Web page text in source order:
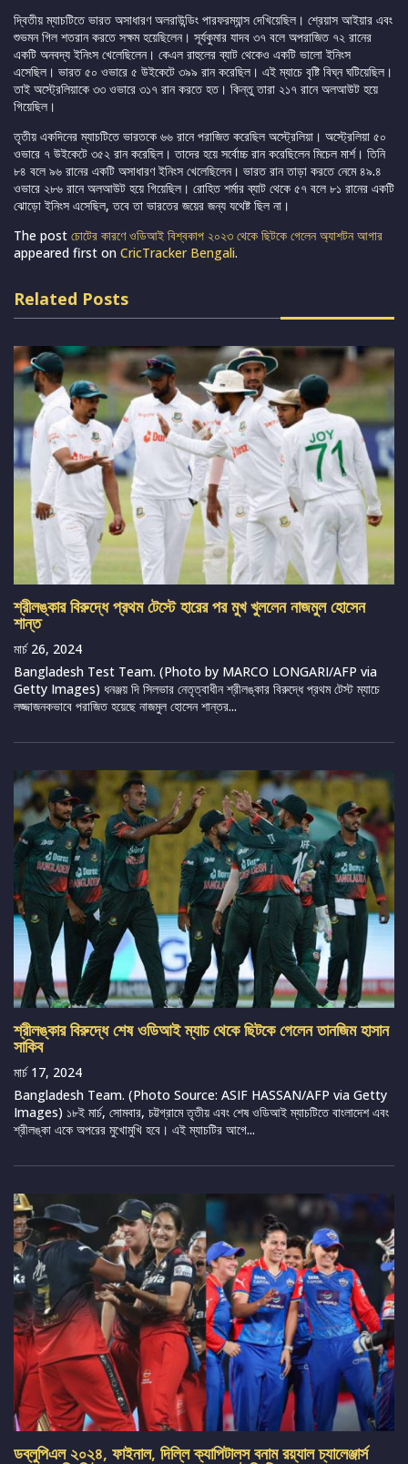
দ্বিতীয় ম্যাচটিতে ভারত অসাধারণ অলরাউন্ডিং পারফরম্যান্স দেখিয়েছিল। শ্রেয়াস আইয়ার এবং
শুভমন গিল শতরান করতে সক্ষম হয়েছিলেন। সূর্যকুমার যাদব ৩৭ বলে অপরাজিত ৭২ রানের
একটি অনবদ্য ইনিংস খেলেছিলেন। কেএল রাহুলের ব্যাট থেকেও একটি ভালো ইনিংস
এসেছিল। ভারত ৫০ ওভারে ৫ উইকেটে ৩৯৯ রান করেছিল। এই ম্যাচে বৃষ্টি বিঘ্ন ঘটিয়েছিল।
তাই অস্ট্রেলিয়াকে ৩৩ ওভারে ৩১৭ রান করতে হত। কিন্তু তারা ২১৭ রানে অলআউট হয়ে
গিয়েছিল।
তৃতীয় একদিনের ম্যাচটিতে ভারতকে ৬৬ রানে পরাজিত করেছিল অস্ট্রেলিয়া। অস্ট্রেলিয়া ৫০
ওভারে ৭ উইকেটে ৩৫২ রান করেছিল। তাদের হয়ে সর্বোচ্চ রান করেছিলেন মিচেল মার্শ। তিনি
৮৪ বলে ৯৬ রানের একটি অসাধারণ ইনিংস খেলেছিলেন। ভারত রান তাড়া করতে নেমে ৪৯.৪
ওভারে ২৮৬ রানে অলআউট হয়ে গিয়েছিল। রোহিত শর্মার ব্যাট থেকে ৫৭ বলে ৮১ রানের একটি
ঝোড়ো ইনিংস এসেছিল, তবে তা ভারতের জয়ের জন্য যথেষ্ট ছিল না।
The post চোটের কারণে ওডিআই বিশ্বকাপ ২০২৩ থেকে ছিটকে গেলেন অ্যাশটন আগার
appeared first on CricTracker Bengali.
Related Posts
শ্রীলঙ্কার বিরুদ্ধে প্রথম টেস্টে হারের পর মুখ খুললেন নাজমুল হোসেন
শান্ত
মার্চ 26, 2024
Bangladesh Test Team. (Photo by MARCO LONGARI/AFP via
Getty Images) ধনঞ্জয় দি সিলভার নেতৃত্বাধীন শ্রীলঙ্কার বিরুদ্ধে প্রথম টেস্ট ম্যাচে
লজ্জাজনকভাবে পরাজিত হয়েছে নাজমুল হোসেন শান্তর...
শ্রীলঙ্কার বিরুদ্ধে শেষ ওডিআই ম্যাচ থেকে ছিটকে গেলেন তানজিম হাসান
সাকিব
মার্চ 17, 2024
Bangladesh Team. (Photo Source: ASIF HASSAN/AFP via Getty
Images) ১৮ই মার্চ, সোমবার, চট্টগ্রামে তৃতীয় এবং শেষ ওডিআই ম্যাচটিতে বাংলাদেশ এবং
শ্রীলঙ্কা একে অপরের মুখোমুখি হবে। এই ম্যাচটির আগে...
ডব্লুপিএল ২০২৪, ফাইনাল, দিল্লি ক্যাপিটালস বনাম রয়্যাল চ্যালেঞ্জার্স